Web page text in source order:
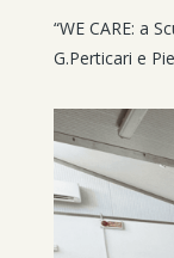
“WE CARE: a
G.Perticari e